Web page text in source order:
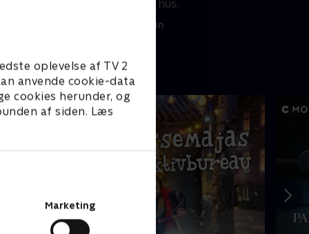
oplevelse af TV 2
anvende cookie-data
cookies herunder, og
af siden. Læs
Marketing
skuespillerindens hus.
14. juni 2023 • 22 min